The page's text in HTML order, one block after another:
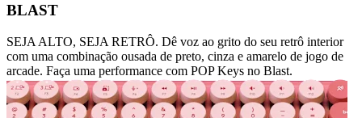
BLAST
SEJA ALTO, SEJA RETRÔ. Dê voz ao grito do seu retrô interior
com uma combinação ousada de preto, cinza e amarelo de jogo de
arcade. Faça uma performance com POP Keys no Blast.